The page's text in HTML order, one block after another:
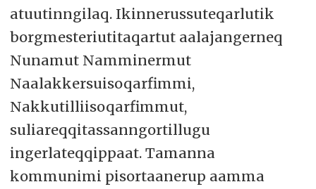
atuutinngilaq. Ikinnerussuteqarlutik
borgmesteriutitaqartut aalajangerneq
Nunamut Namminermut
Naalakkersuisoqarfimmi,
Nakkutilliisoqarfimmut,
suliareqqitassanngortillugu
ingerlateqqippaat. Tamanna
kommunimi pisortaanerup aamma